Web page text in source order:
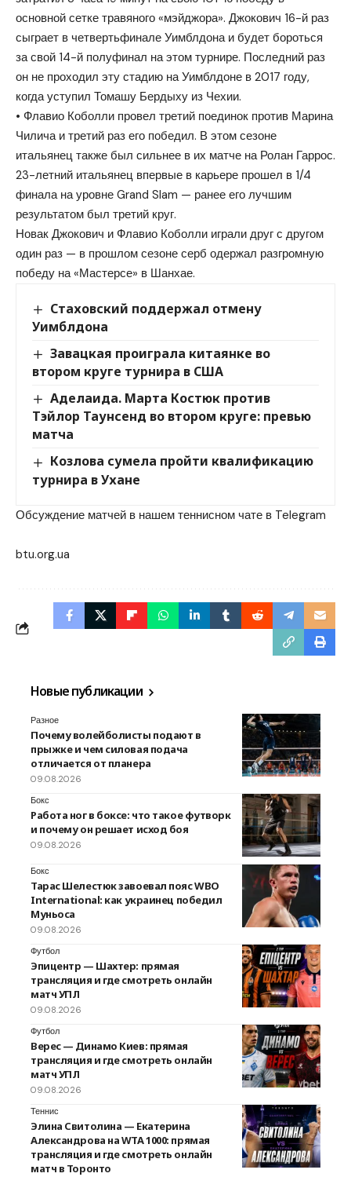
основной сетке травяного «мэйджора». Джокович 16-й раз
сыграет в четвертьфинале Уимблдона и будет бороться
за свой 14-й полуфинал на этом турнире. Последний раз
он не проходил эту стадию на Уимблдоне в 2017 году,
когда уступил Томашу Бердыху из Чехии.
• Флавио Коболли провел третий поединок против Марина
Чилича и третий раз его победил. В этом сезоне
итальянец также был сильнее в их матче на Ролан Гаррос.
23-летний итальянец впервые в карьере прошел в 1/4
финала на уровне Grand Slam — ранее его лучшим
результатом был третий круг.
Новак Джокович и Флавио Коболли играли друг с другом
один раз — в прошлом сезоне серб одержал разгромную
победу на «Мастерсе» в Шанхае.
Стаховский поддержал отмену
Уимблдона
Завацкая проиграла китаянке во
втором круге турнира в США
Аделаида. Марта Костюк против
Тэйлор Таунсенд во втором круге: превью
матча
Козлова сумела пройти квалификацию
турнира в Ухане
Обсуждение матчей в нашем теннисном чате в Telegram
btu.org.ua
Новые публикации
Разное
Почему волейболисты подают в
прыжке и чем силовая подача
отличается от планера
09.08.2026
Бокс
Работа ног в боксе: что такое футворк
и почему он решает исход боя
09.08.2026
Бокс
Тарас Шелестюк завоевал пояс WBO
International: как украинец победил
Муньоса
09.08.2026
Футбол
Эпицентр — Шахтер: прямая
трансляция и где смотреть онлайн
матч УПЛ
09.08.2026
Футбол
Верес — Динамо Киев: прямая
трансляция и где смотреть онлайн
матч УПЛ
09.08.2026
Теннис
Элина Свитолина — Екатерина
Александрова на WTA 1000: прямая
трансляция и где смотреть онлайн
матч в Торонто